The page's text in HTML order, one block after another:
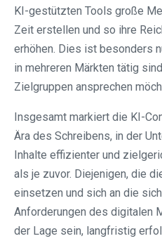
KI-gestützten Tools große
Zeit erstellen und so ihre
erhöhen. Dies ist besonders
in mehreren Märkten tätig
Zielgruppen ansprechen
Insgesamt markiert die KI-
Ära des Schreibens, in der
Inhalte effizienter und
als je zuvor. Diejenigen, die
einsetzen und sich an die
Anforderungen des digitalen
der Lage sein, langfristig